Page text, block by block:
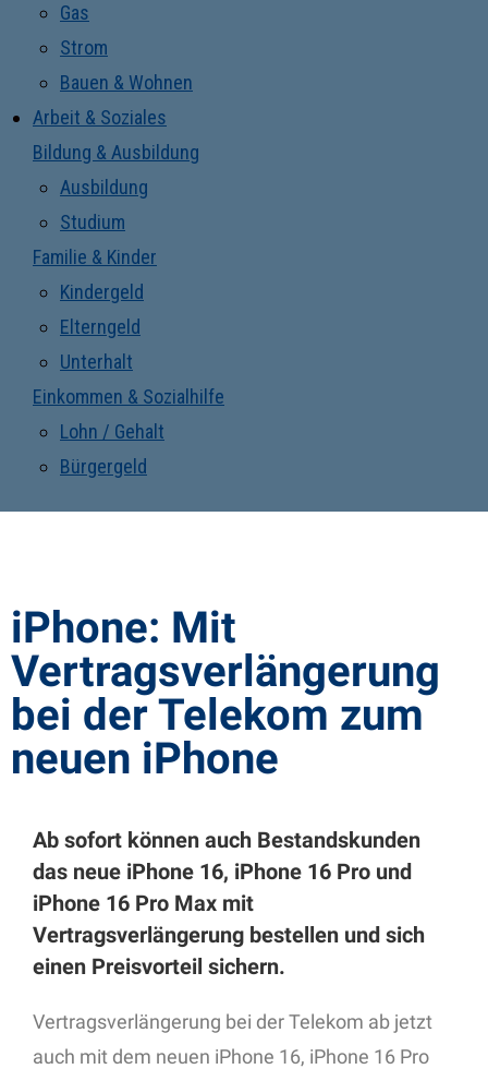
Gas
Strom
Bauen & Wohnen
Arbeit & Soziales
Bildung & Ausbildung
Ausbildung
Studium
Familie & Kinder
Kindergeld
Elterngeld
Unterhalt
Einkommen & Sozialhilfe
Lohn / Gehalt
Bürgergeld
iPhone: Mit
Vertragsverlängerung
bei der Telekom zum
neuen iPhone
Ab sofort können auch Bestandskunden
das neue iPhone 16, iPhone 16 Pro und
iPhone 16 Pro Max mit
Vertragsverlängerung bestellen und sich
einen Preisvorteil sichern.
Vertragsverlängerung bei der Telekom ab jetzt
auch mit dem neuen iPhone 16, iPhone 16 Pro